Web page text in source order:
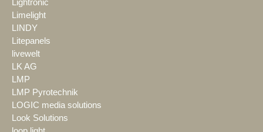
Lightronic
Limelight
LINDY
Litepanels
livewelt
LK AG
LMP
LMP Pyrotechnik
LOGIC media solutions
Look Solutions